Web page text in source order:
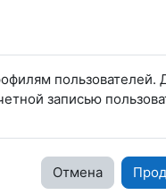
пользователей.
записью
Отмена